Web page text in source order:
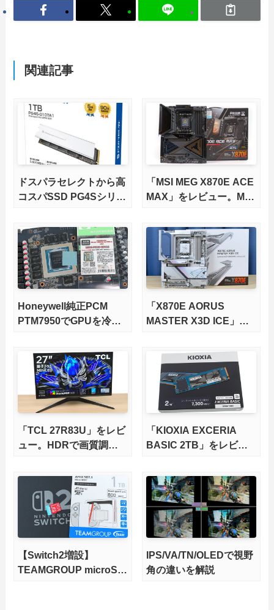
関連記事
ドスパラセレクトから高
コスパSSD PG4Sシリー
「MSI MEG X870E ACE
MAX」をレビュー。M.2
版X870Eマザーボードを
徹底検証
Honeywell純正PCM
PTM7950でGPUを冷や
「X870E AORUS
MASTER X3D ICE」を
さらに高速にする完全版
X870Eマザーボードを徹
底検証
「TCL 27R83U」をレビ
ュー。HDRで画質調整
輝度も発揮！
「KIOXIA EXCERIA
BASIC 2TB」をレビュ
力、高性能、高コスパを
実現！
【Switch2増設】
TEAMGROUP microSD
IPS/VA/TN/OLEDで視野
角の違いを解説